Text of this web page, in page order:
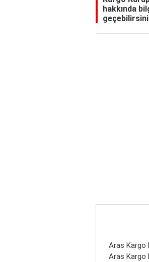
hakkında
Aras Kargo
Aras Kargo